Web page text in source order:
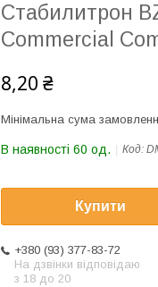
Стабилитрон
Commercial
8,20 ₴
Мінімальна сума
В наявності 60 од. Код:
Купити
+380 (93) 377-83-72
На дзвінки відповідаю
з 18 до 20